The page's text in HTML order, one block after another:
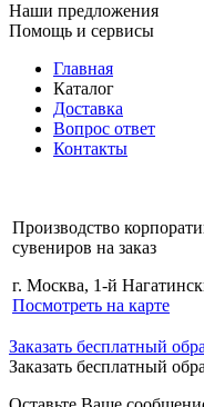
Наши предложения
Помощь и сервисы
Главная
Каталог
Доставка
Вопрос ответ
Контакты
Производство
сувениров на заказ
г. Москва, 1-й
Посмотреть на карте
Заказать бесплатный
Заказать бесплатный